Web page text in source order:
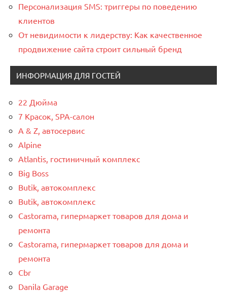
Персонализация SMS: триггеры по поведению
клиентов
От невидимости к лидерству: Как качественное
продвижение сайта строит сильный бренд
ИНФОРМАЦИЯ ДЛЯ ГОСТЕЙ
22 Дюйма
7 Красок, SPA-салон
A & Z, автосервис
Alpine
Atlantis, гостиничный комплекс
Big Boss
Butik, автокомплекс
Butik, автокомплекс
Castorama, гипермаркет товаров для дома и
ремонта
Castorama, гипермаркет товаров для дома и
ремонта
Cbr
Danila Garage